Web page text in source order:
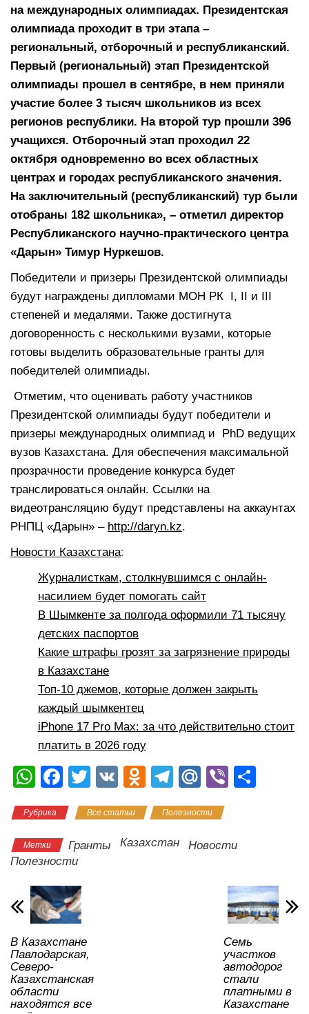
на международных олимпиадах. Президентская
олимпиада проходит в три этапа –
региональный, отборочный и республиканский.
Первый (региональный) этап Президентской
олимпиады прошел в сентябре, в нем приняли
участие более 3 тысяч школьников из всех
регионов республики. На второй тур прошли 396
учащихся. Отборочный этап проходил 22
октября одновременно во всех областных
центрах и городах республиканского значения.
На заключительный (республиканский) тур были
отобраны 182 школьника», – отметил директор
Республиканского научно-практического центра
«Дарын» Тимур Нуркешов.
Победители и призеры Президентской олимпиады
будут награждены дипломами МОН РК І, ІІ и ІІІ
степеней и медалями. Также достигнута
договоренность с несколькими вузами, которые
готовы выделить образовательные гранты для
победителей олимпиады.
Отметим, что оценивать работу участников
Президентской олимпиады будут победители и
призеры международных олимпиад и PhD ведущих
вузов Казахстана. Для обеспечения максимальной
прозрачности проведение конкурса будет
транслироваться онлайн. Ссылки на
видеотрансляцию будут представлены на аккаунтах
РНПЦ «Дарын» – http://daryn.kz.
Новости Казахстана:
Журналисткам, столкнувшимся с онлайн-
насилием будет помогать сайт
В Шымкенте за полгода оформили 71 тысячу
детских паспортов
Какие штрафы грозят за загрязнение природы
в Казахстане
Топ-10 джемов, которые должен закрыть
каждый шымкентец
iPhone 17 Pro Max: за что действительно стоит
платить в 2026 году
W
at
s
A
p
p
F
c
e
b
o
o
k
T
tt
er
V
O
n
o
T
e
gr
M
.R
u
Vi
и
ть
Рубрика Все статьи Полезности
Метки Гранты Казахстан
Новости
Полезности
В Казахстане
Павлодарская,
Северо-
Казахстанская
области
находятся все
Семь
участков
автодорог
стали
платными в
Казахстане